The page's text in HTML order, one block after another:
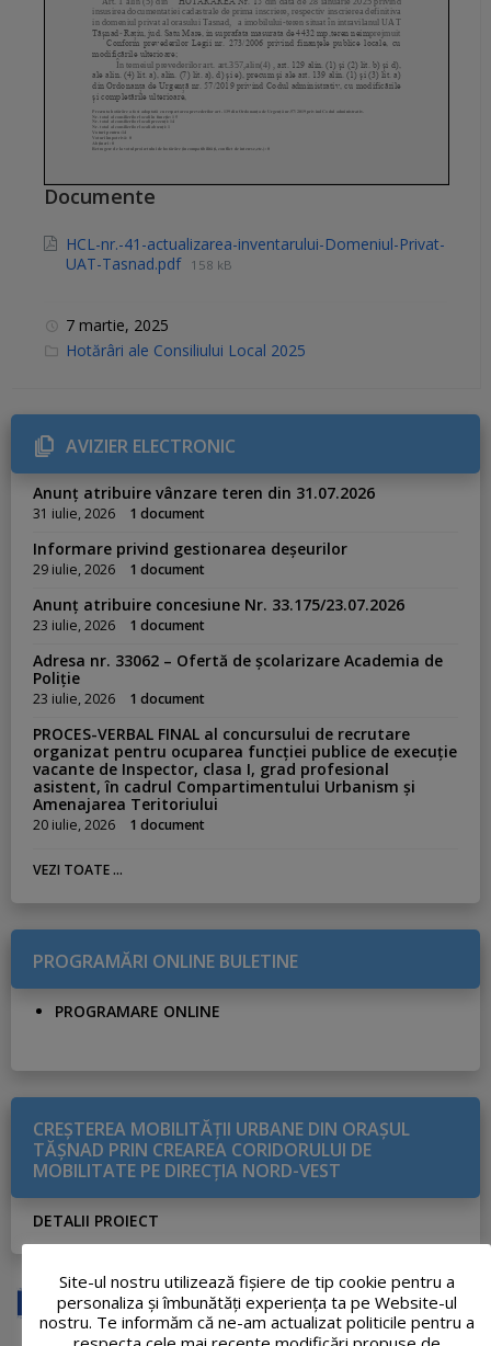
Documente
HCL-nr.-41-actualizarea-inventarului-Domeniul-Privat-
UAT-Tasnad.pdf 158 kB
7 martie, 2025
C
r
i
e
s
Hotărâri ale Consiliului Local 2025
AVIZIER ELECTRONIC
Anunț atribuire vânzare teren din 31.07.2026
31 iulie, 2026 1 document
Informare privind gestionarea deșeurilor
29 iulie, 2026 1 document
Anunț atribuire concesiune Nr. 33.175/23.07.2026
23 iulie, 2026 1 document
Adresa nr. 33062 – Ofertă de școlarizare Academia de
Poliție
23 iulie, 2026 1 document
PROCES-VERBAL FINAL al concursului de recrutare
organizat pentru ocuparea funcției publice de execuție
vacante de Inspector, clasa I, grad profesional
asistent, în cadrul Compartimentului Urbanism și
Amenajarea Teritoriului
20 iulie, 2026 1 document
VEZI TOATE ...
PROGRAMĂRI ONLINE BULETINE
PROGRAMARE ONLINE
CREŞTEREA MOBILITĂŢII URBANE DIN ORAŞUL
TĂŞNAD PRIN CREAREA CORIDORULUI DE
MOBILITATE PE DIRECŢIA NORD-VEST
DETALII PROIECT
Site-ul nostru utilizează fişiere de tip cookie pentru a
personaliza și îmbunătăți experiența ta pe Website-ul
nostru. Te informăm că ne-am actualizat politicile pentru a